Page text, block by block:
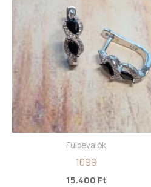
Fülbevalók
1099
15.400 Ft